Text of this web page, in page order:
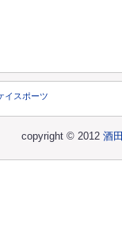
イスポーツ
copyright © 2012 酒